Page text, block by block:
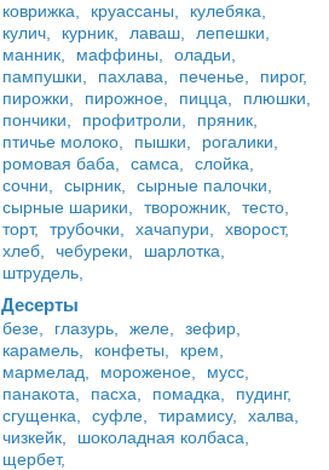
коврижка,
круассаны,
кулебяка,
кулич,
курник, лаваш,
лепешки,
манник,
маффины,
оладьи,
пампушки,
пахлава, печенье,
пирог,
пирожки,
пирожное, пицца,
плюшки,
пончики,
профитроли,
пряник,
птичье молоко,
пышки,
рогалики,
ромовая баба,
самса,
слойка,
сочни,
сырник,
сырные палочки,
сырные шарики,
творожник,
тесто,
торт,
трубочки, хачапури,
хворост,
хлеб,
чебуреки,
шарлотка,
штрудель,
Десерты
безе, глазурь, желе,
зефир,
карамель,
конфеты,
крем,
мармелад,
мороженое,
мусс,
панакота,
пасха, помадка,
пудинг,
сгущенка,
суфле, тирамису,
халва,
чизкейк,
шоколадная колбаса,
щербет,